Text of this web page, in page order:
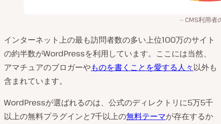
CMS利用者
インターネット上の最も訪問者数の多い上位100万のサイト
の約半数がWordPressを利用しています。ここには当然、
アマチュアのブロガーやものを書くことを愛する人々以外も
含まれています。
WordPressが選ばれるのは、公式のディレクトリに5万5千
以上の無料プラグインと7千以上の無料テーマが存在するか